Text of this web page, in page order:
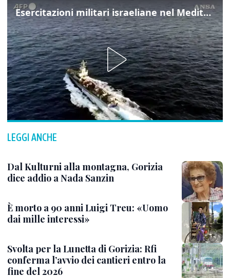
Esercitazioni militari israeliane nel Mediterraneo e nel Mar Rosso
LEGGI ANCHE
Dal Kulturni alla montagna, Gorizia
dice addio a Nada Sanzin
È morto a 90 anni Luigi Treu: «Uomo
dai mille interessi»
Svolta per la Lunetta di Gorizia: Rfi
conferma l’avvio dei cantieri entro la
fine del 2026